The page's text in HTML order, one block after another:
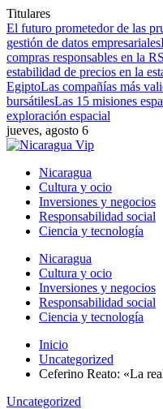
Titulares
El futuro prometedor de las
gestión de datos empresariales
compras responsables en la
estabilidad de precios en la
EgiptoLas compañías más
bursátilesLas 15 misiones
exploración espacial
jueves, agosto 6
Nicaragua
Cultura y ocio
Inversiones y negocios
Responsabilidad social
Ciencia y tecnología
Nicaragua
Cultura y ocio
Inversiones y negocios
Responsabilidad social
Ciencia y tecnología
Inicio
Uncategorized
Ceferino Reato: «La
Uncategorized